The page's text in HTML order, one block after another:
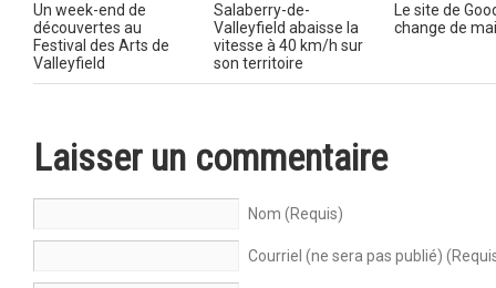
Un week-end de
découvertes au
Festival des Arts de
Valleyfield
Salaberry-de-
Valleyfield abaisse la
vitesse à 40 km/h sur
son territoire
Le site de
change de
Laisser un commentaire
Nom (Requis)
Courriel (ne sera pas publié)